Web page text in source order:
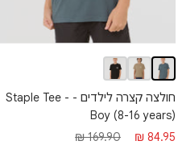
חולצה קצרה לילדים - Staple Tee -
Boy (8-16 years)
מחיר
84.95 ₪
מחיר
169.90 ₪